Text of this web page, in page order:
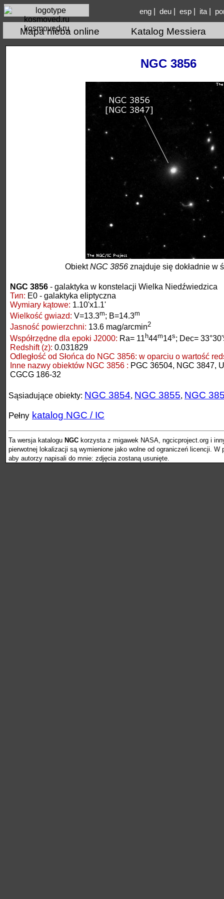
kosmoved.ru
eng| deu| esp| ita|
Mapa nieba online Katalog Messiera
NGC 3856
ObiektNGC 3856znajduje się dokładnie w
NGC 3856 - galaktyka w konstelacji Wielka Niedźwiedzica
Тип: E0 - galaktyka eliptyczna
Wymiary kątowe: 1.10'x1.1'
Wielkość gwiazd: V=13.3m; B=14.3m
Jasność powierzchni: 13.6 mag/arcmin2
Współrzędne dla epoki J2000: Ra= 11 h44m14s; Dec=
Redshift (z): 0.031829
Odległość od Słońca do NGC 3856: w oparciu o wartość
Inne nazwy obiektów NGC 3856 : PGC 36504, NGC 3847,
CGCG 186-32
Sąsiadujące obiekty: NGC 3854, NGC 3855, NGC
Pełny katalog NGC / IC
Ta wersja katalogu NGC korzysta z migawek NASA, ngcicproject.org i
pierwotnej lokalizacji są wymienione jako wolne od ograniczeń licencji. W
aby autorzy napisali do mnie: zdjęcia zostaną usunięte.